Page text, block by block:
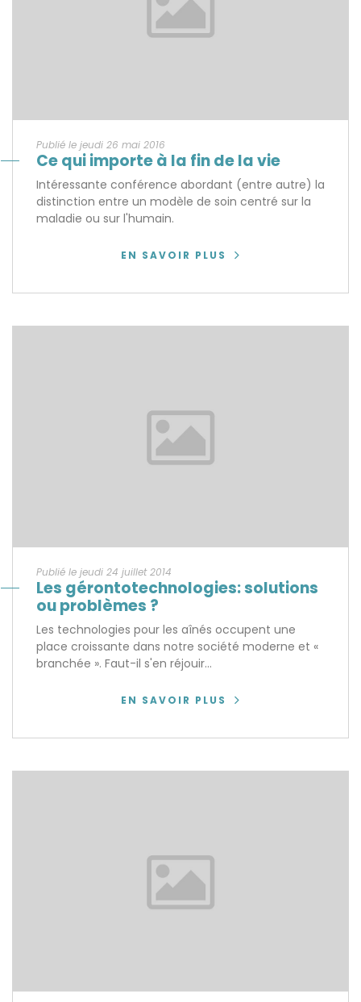
Publié le jeudi 26 mai 2016
Ce qui importe à la fin de la vie
Intéressante conférence abordant (entre autre) la
distinction entre un modèle de soin centré sur la
maladie ou sur l'humain.
EN SAVOIR PLUS
Publié le jeudi 24 juillet 2014
Les gérontotechnologies: solutions
ou problèmes ?
Les technologies pour les aînés occupent une
place croissante dans notre société moderne et «
branchée ». Faut-il s'en réjouir...
EN SAVOIR PLUS